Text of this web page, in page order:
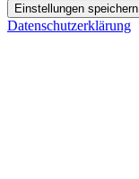
Einstellungen speichern
Datenschutzerklärung